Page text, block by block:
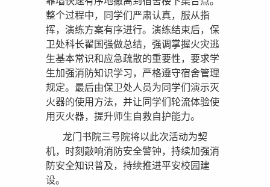
整个过程中，同学们严肃认真，服从指
挥，演练方案有序进行。演练结束后，保
卫处科长翟国强做总结，强调掌握火灾逃
生基本常识和应急疏散的重要性，要求学
生加强消防知识学习，严格遵守宿舍管理
规定。最后由保卫处人员为同学们演示灭
火器的使用方法，并让同学们轮流体验使
用灭火器，提升师生自救自护能力。
龙门书院三号院将以此次活动为契
机，时刻敲响消防安全警钟，持续加强消
防安全知识普及，持续推进平安校园建
设。